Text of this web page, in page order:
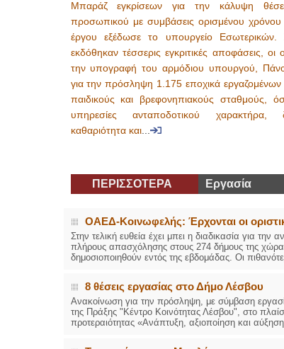
Μπαράζ εγκρίσεων για την κάλυψη
προσωπικού με συμβάσεις ορισμένου χρόνου
έργου εξέδωσε το υπουργείο Εσωτερικών.
εκδόθηκαν τέσσερις εγκριτικές αποφάσεις, οι
την υπογραφή του αρμόδιου υπουργού,
για την πρόσληψη 1.175 εποχικά εργαζομένων
παιδικούς και βρεφονηπιακούς σταθμούς,
υπηρεσίες ανταποδοτικού
καθαριότητα και...
ΠΕΡΙΣΣΟΤΕΡΑ Εργασία
ΟΑΕΔ-Κοινωφελής: Έρχονται οι
Στην τελική ευθεία έχει μπει η διαδικασία για
πλήρους απασχόλησης στους 274 δήμους της
δημοσιοποιηθούν εντός της εβδομάδας. Οι
8 θέσεις εργασίας στο Δήμο Λέσβου
Ανακοίνωση για την πρόσληψη, με σύμβαση
της Πράξης "Κέντρο Κοινότητας Λέσβου", στο
προτεραιότητας «Ανάπτυξη, αξιοποίηση και